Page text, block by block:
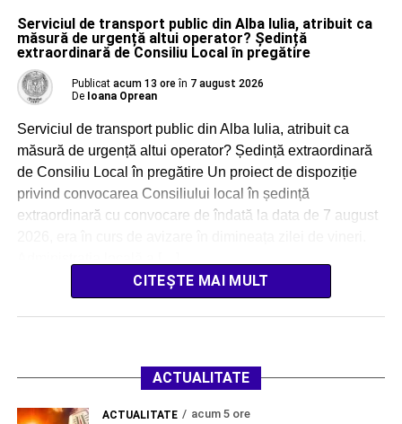
Serviciul de transport public din Alba Iulia, atribuit ca
măsură de urgență altui operator? Ședință
extraordinară de Consiliu Local în pregătire
Publicat acum 13 ore în 7 august 2026
De Ioana Oprean
Serviciul de transport public din Alba Iulia, atribuit ca
măsură de urgență altui operator? Ședință extraordinară
de Consiliu Local în pregătire Un proiect de dispoziție
privind convocarea Consiliului local în ședință
extraordinară cu convocare de îndată la data de 7 august
CITEȘTE MAI MULT
ACTUALITATE
ACTUALITATE acum 5 ore